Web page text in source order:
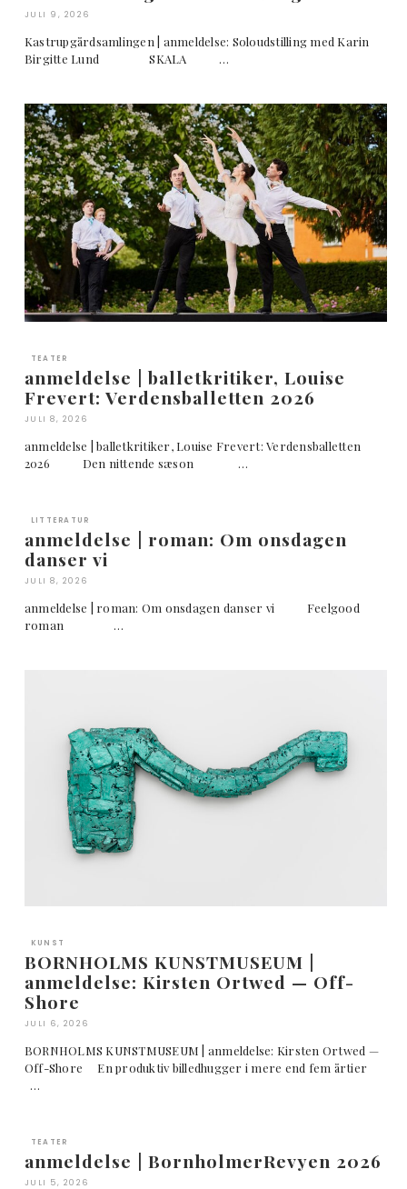
JULI 9, 2026
Kastrupgårdsamlingen | anmeldelse: Soloudstilling med Karin
Birgitte Lund SKALA …
TEATER
anmeldelse | balletkritiker, Louise
Frevert: Verdensballetten 2026
JULI 8, 2026
anmeldelse | balletkritiker, Louise Frevert: Verdensballetten
2026 Den nittende sæson …
LITTERATUR
anmeldelse | roman: Om onsdagen
danser vi
JULI 8, 2026
anmeldelse | roman: Om onsdagen danser vi Feelgood
roman …
KUNST
BORNHOLMS KUNSTMUSEUM |
anmeldelse: Kirsten Ortwed — Off-
Shore
JULI 6, 2026
BORNHOLMS KUNSTMUSEUM | anmeldelse: Kirsten Ortwed —
Off-Shore En produktiv billedhugger i mere end fem årtier
…
TEATER
anmeldelse | BornholmerRevyen 2026
JULI 5, 2026